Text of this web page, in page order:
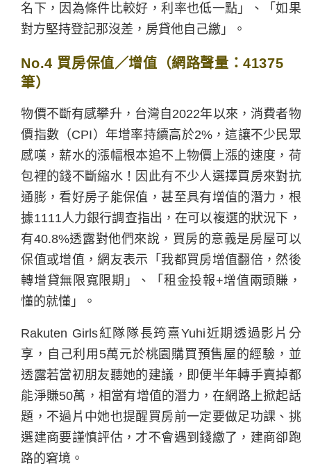
名下，因為條件比較好，利率也低一點」、「如果
對方堅持登記那沒差，房貸他自己繳」。
No.4 買房保值／增值（網路聲量：41375
筆）
物價不斷有感攀升，台灣自2022年以來，消費者物
價指數（CPI）年增率持續高於2%，這讓不少民眾
感嘆，薪水的漲幅根本追不上物價上漲的速度，荷
包裡的錢不斷縮水！因此有不少人選擇買房來對抗
通膨，看好房子能保值，甚至具有增值的潛力，根
據1111人力銀行調查指出，在可以複選的狀況下，
有40.8%透露對他們來說，買房的意義是房屋可以
保值或增值，網友表示「我都買房增值翻倍，然後
轉增貸無限寬限期」、「租金投報+增值兩頭賺，
懂的就懂」。
Rakuten Girls紅隊隊長筠熹Yuhi近期透過影片分
享，自己利用5萬元於桃園購買預售屋的經驗，並
透露若當初朋友聽她的建議，即便半年轉手賣掉都
能淨賺50萬，相當有增值的潛力，在網路上掀起話
題，不過片中她也提醒買房前一定要做足功課、挑
選建商要謹慎評估，才不會遇到錢繳了，建商卻跑
路的窘境。